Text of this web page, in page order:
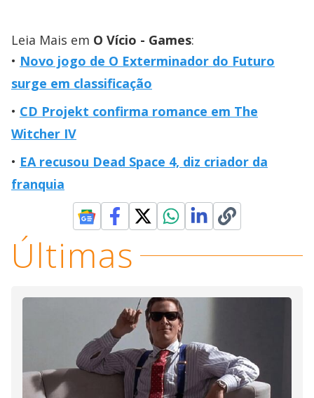
Leia Mais em O Vício - Games:
Novo jogo de O Exterminador do Futuro
surge em classificação
CD Projekt confirma romance em The
Witcher IV
EA recusou Dead Space 4, diz criador da
franquia
Últimas